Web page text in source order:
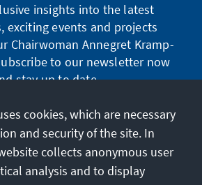
insights into the latest
exciting events and projects
Chairwoman Annegret Kramp-
to our newsletter now
stay up to date.
Subscribe now
cookies, which are necessary
and security of the site. In
collects anonymous user
analysis and to display